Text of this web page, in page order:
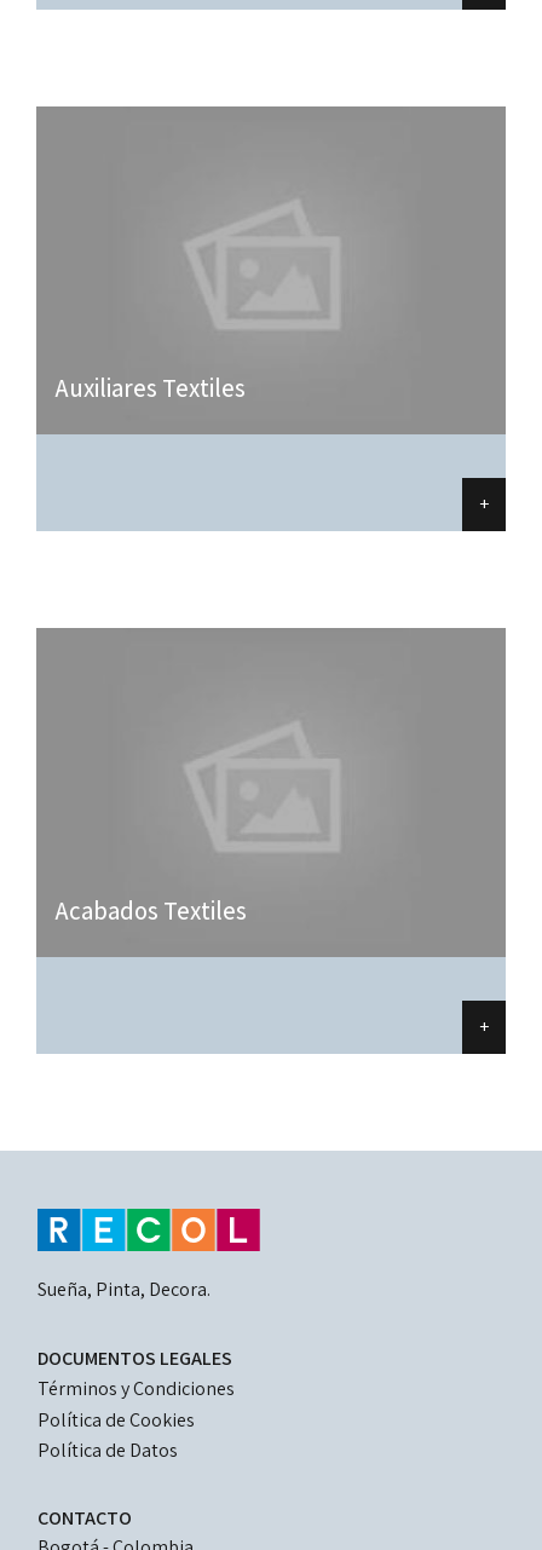
Auxiliares Textiles
+
Acabados Textiles
+
Sueña, Pinta, Decora.
LEGAL
DOCUMENTS
DOCUMENTOS LEGALES
Términos y Condiciones
Política de Cookies
Política de Datos
CONTACTO